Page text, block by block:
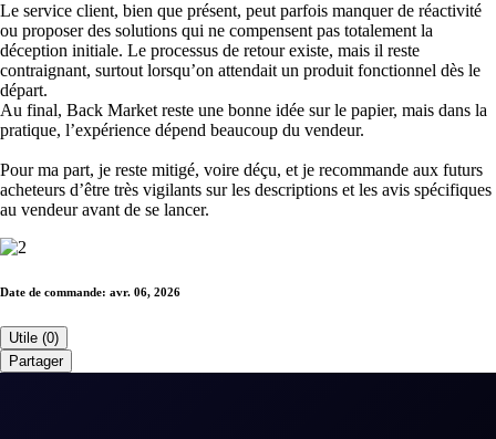
Le service client, bien que présent, peut parfois manquer de réactivité
ou proposer des solutions qui ne compensent pas totalement la
déception initiale. Le processus de retour existe, mais il reste
contraignant, surtout lorsqu’on attendait un produit fonctionnel dès le
départ.
Au final, Back Market reste une bonne idée sur le papier, mais dans la
pratique, l’expérience dépend beaucoup du vendeur.
Pour ma part, je reste mitigé, voire déçu, et je recommande aux futurs
acheteurs d’être très vigilants sur les descriptions et les avis spécifiques
au vendeur avant de se lancer.
Date de commande: avr. 06, 2026
Utile (0)
Partager